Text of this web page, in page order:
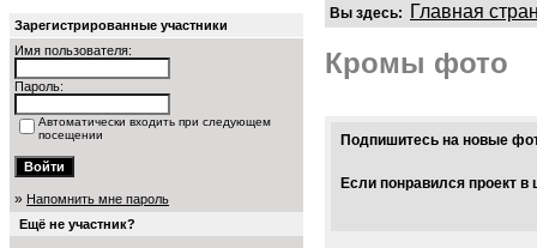
Зарегистрированные участники
Имя пользователя:
Пароль:
Автоматически входить при следующем
посещении
» Напомнить мне пароль
Ещё не участник?
Вы здесь: Главная
Кромы фото
Подпишитесь на новые
Если понравился проект